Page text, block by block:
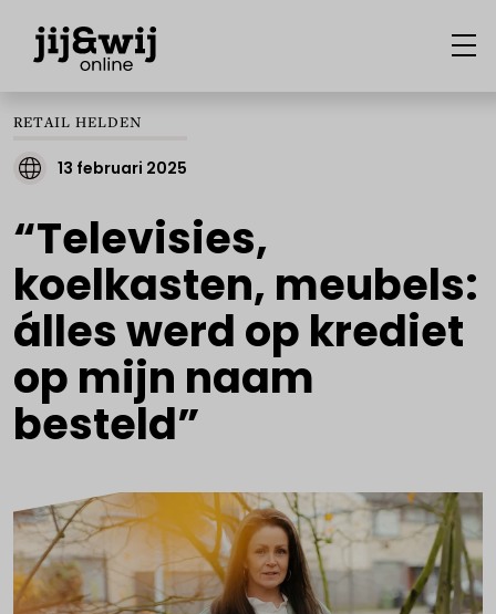
RETAIL HELDEN
13 februari 2025
“Televisies,
koelkasten, meubels:
álles werd op krediet
op mijn naam
besteld”